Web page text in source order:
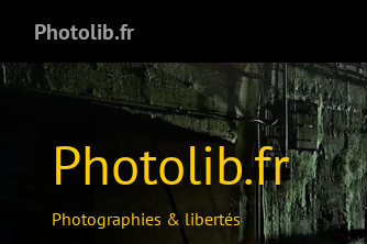
Photolib.fr
Photolib.fr
Photographies & libertés